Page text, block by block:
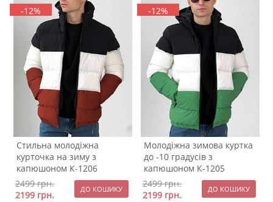
-12%
Стильна молодіжна
курточка на зиму з
капюшоном К-1206
2499грн.
2199 грн.
-12%
Молодіжна зимова куртка
до -10 градусів з
капюшоном К-1205
2499грн.
2199 грн.